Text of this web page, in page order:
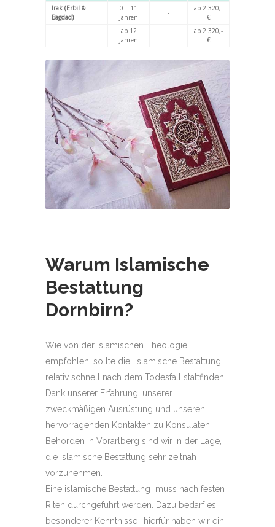
Irak (Erbil &
Bagdad)
0 – 11
Jahren
-
ab 2.320,-
€
ab 12
Jahren
-
ab 2.320,-
€
Warum Islamische
Bestattung
Dornbirn?
Wie von der islamischen Theologie
empfohlen, sollte die islamische Bestattung
relativ schnell nach dem Todesfall stattfinden.
Dank unserer Erfahrung, unserer
zweckmäßigen Ausrüstung und unseren
hervorragenden Kontakten zu Konsulaten,
Behörden in Vorarlberg sind wir in der Lage,
die islamische Bestattung sehr zeitnah
vorzunehmen.
Eine islamische Bestattung muss nach festen
Riten durchgeführt werden. Dazu bedarf es
besonderer Kenntnisse- hierfür haben wir ein